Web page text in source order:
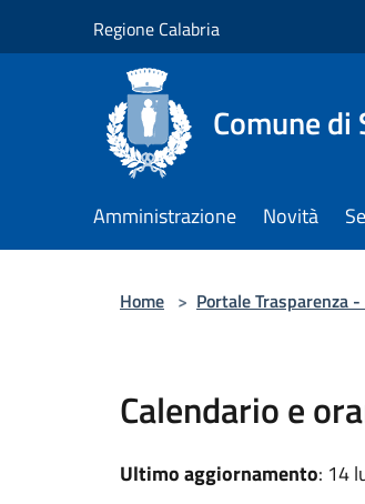
Regione Calabria
Comune
Amministrazione Novità
Home > Portale Trasparenza
Calendario e
Ultimo aggiornamento: 14